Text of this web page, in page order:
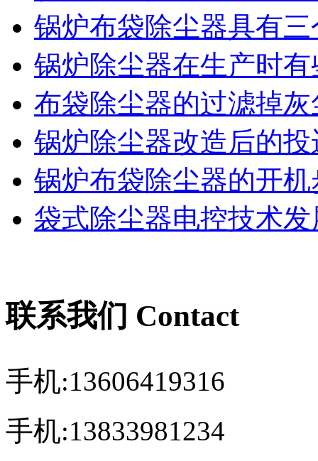
锅炉布袋除尘器具有
锅炉除尘器在生产时
布袋除尘器的过滤掉
锅炉除尘器改造后的
锅炉布袋除尘器的开机
袋式除尘器电控技术发
联系我们 Contact
手机:13606419316
手机:13833981234